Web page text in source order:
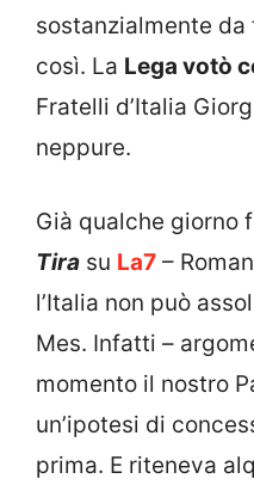
sostanzialmente
così. La Lega votò
Fratelli d’Italia
neppure.
Già qualche giorno
Tira su La7 –
l’Italia non può
Mes. Infatti –
momento il nostro
un’ipotesi di
prima. E riteneva